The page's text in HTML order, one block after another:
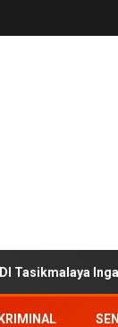
Ingatkan
KRIMINAL